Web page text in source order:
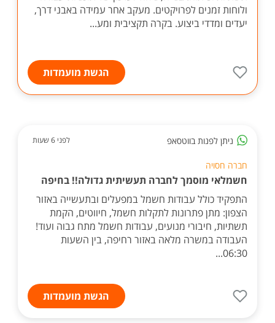
ולוחות זמנים לפרויקטים. מעקב אחר עמידה באבני דרך,
יעדים ומדדי ביצוע. בקרה תקציבית ומע...
הגשת מועמדות
ניתן לפנות בווטסאפ לפני 6 שעות
חברה חסויה
חשמלאי מוסמך לחברה תעשיתית גדולה!! בחיפה
התפקיד כולל עבודות חשמל במפעלים ובתעשייה באזור
הצפון: מתן פתרונות לתקלות חשמל, חיווטים, הקמת
תשתיות, חיבורי מנועים, עבודות חשמל מתח גבוה ועוד!
העבודה במשרה מלאה באזור רחיפה, בין השעות
06:30...
הגשת מועמדות